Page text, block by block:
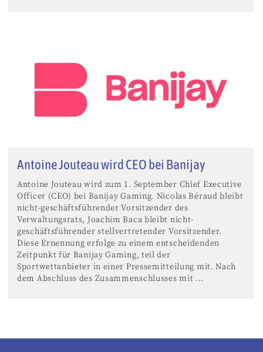
Antoine Jouteau wird CEO bei Banijay
Antoine Jouteau wird zum 1. September Chief Executive
Officer (CEO) bei Banijay Gaming. Nicolas Béraud bleibt
nicht-geschäftsführender Vorsitzender des
Verwaltungsrats, Joachim Baca bleibt nicht-
geschäftsführender stellvertretender Vorsitzender.
Diese Ernennung erfolge zu einem entscheidenden
Zeitpunkt für Banijay Gaming, teil der
Sportwettanbieter in einer Pressemitteilung mit. Nach
dem Abschluss des Zusammenschlusses mit ...